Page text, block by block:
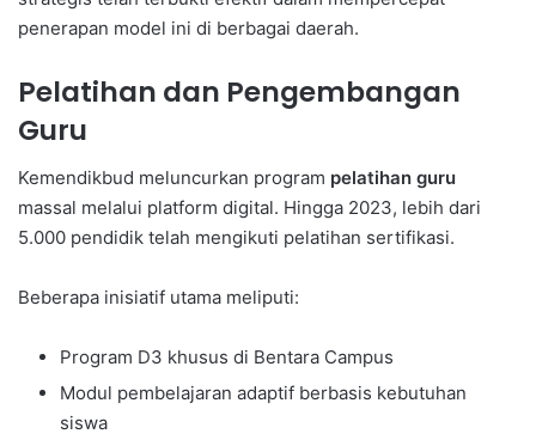
penerapan model ini di berbagai daerah.
Pelatihan dan Pengembangan
Guru
Kemendikbud meluncurkan program pelatihan guru
massal melalui platform digital. Hingga 2023, lebih dari
5.000 pendidik telah mengikuti pelatihan sertifikasi.
Beberapa inisiatif utama meliputi:
Program D3 khusus di Bentara Campus
Modul pembelajaran adaptif berbasis kebutuhan
siswa